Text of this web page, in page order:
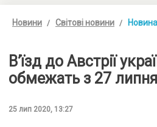
Новини Світові новини Новина
В’їзд до Австрії
обмежать з 27 липня
25 лип 2020, 13:27